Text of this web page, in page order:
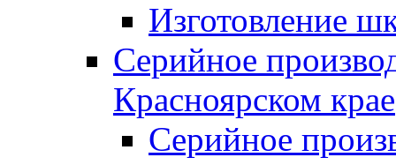
Изготовление
Серийное
Красноярском крае
Серийное